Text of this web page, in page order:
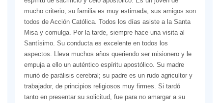
mucho criterio; su familia es muy estimada; sus amigos son
todos de Acción Católica. Todos los días asiste a la Santa
Misa y comulga. Por la tarde, siempre hace una visita al
Santísimo. Su conducta es excelente en todos los
aspectos. Lleva muchos años queriendo ser misionero y le
empuja a ello un auténtico espíritu apostólico. Su madre
murió de parálisis cerebral; su padre es un rudo agricultor y
trabajador, de principios religiosos muy firmes. Si tardó
tanto en presentar su solicitud, fue para no amargar a su